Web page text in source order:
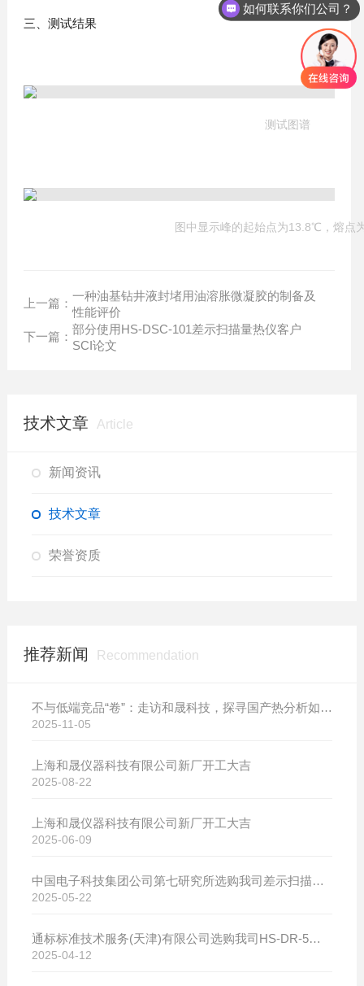
三、测试结果
测试图谱
图中显示峰的起始点为13.8℃，熔点
上一篇：
一种油基钻井液封堵用油溶胀微凝胶的制备及
性能评价
下一篇：
部分使用HS-DSC-101差示扫描量热仪客户
SCI论文
技术文章 Article
新闻资讯
技术文章
荣誉资质
推荐新闻 Recommendation
不与低端竞品“卷”：走访和晟科技，探寻国产热分析如何行稳致远
2025-11-05
上海和晟仪器科技有限公司新厂开工大吉
2025-08-22
上海和晟仪器科技有限公司新厂开工大吉
2025-06-09
中国电子科技集团公司第七研究所选购我司差示扫描量热仪
2025-05-22
通标标准技术服务(天津)有限公司选购我司HS-DR-5导热系数测试仪
2025-04-12
如何联系你们公司？